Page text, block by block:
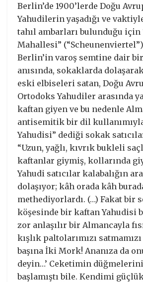
Berlin’de 1900’lerde Doğu
Yahudilerin yaşadığı ve
tahıl ambarları bulunduğu için
Mahallesi”
Berlin’in varoş semtine dair
anısında, sokaklarda
eski elbiseleri satan, Doğu
Ortodoks Yahudiler arasında
kaftan giyen ve bu nedenle
antisemitik bir dil
Yahudisi” dediği sokak
“Uzun, yağlı, kıvrık bukleli
kaftanlar giymiş, kollarında
Yahudi satıcılar kalabalığın
dolaşıyor; kâh orada kâh
methediyorlardı. (…) Fakat bir
köşesinde bir kaftan Yahudisi
zor anlaşılır bir Almancayla
kışlık paltolarımızı
başına İki Mork! Ananıza da
deyin…’ Ceketimin
başlamıştı bile. Kendimi